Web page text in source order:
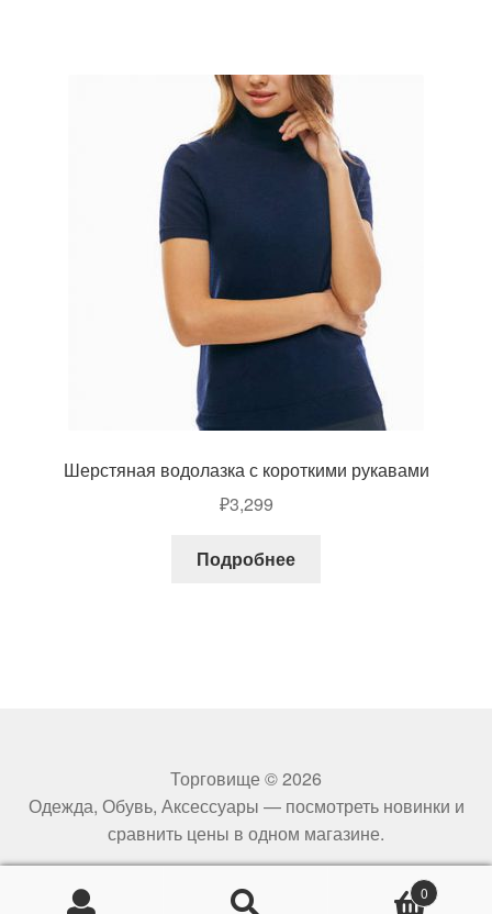
Шерстяная водолазка с короткими рукавами
₽3,299
Подробнее
Торговище © 2026
Одежда, Обувь, Аксессуары — посмотреть новинки и
сравнить цены в одном магазине.
0